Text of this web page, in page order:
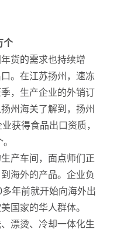
个
货的需求也持续增
。在江苏扬州，速冻
，生产企业的外销订
州海关了解到，扬州
获得食品出口资质，
产车间，面点师们正
海外的产品。企业负
年前就开始向海外出
国家的华人群体。
漂烫、冷却一体化生